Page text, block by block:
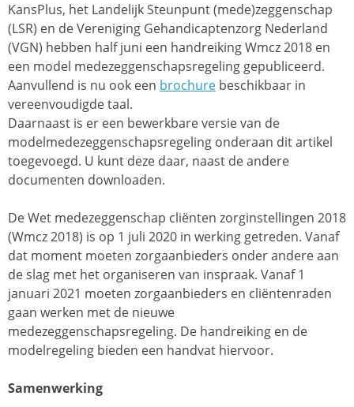
KansPlus, het Landelijk Steunpunt (mede)zeggenschap
(LSR) en de Vereniging Gehandicaptenzorg Nederland
(VGN) hebben half juni een handreiking Wmcz 2018 en
een model medezeggenschapsregeling gepubliceerd.
Aanvullend is nu ook een brochure beschikbaar in
vereenvoudigde taal.
Daarnaast is er een bewerkbare versie van de
modelmedezeggenschapsregeling onderaan dit artikel
toegevoegd. U kunt deze daar, naast de andere
documenten downloaden.
De Wet medezeggenschap cliënten zorginstellingen 2018
(Wmcz 2018) is op 1 juli 2020 in werking getreden. Vanaf
dat moment moeten zorgaanbieders onder andere aan
de slag met het organiseren van inspraak. Vanaf 1
januari 2021 moeten zorgaanbieders en cliëntenraden
gaan werken met de nieuwe
medezeggenschapsregeling. De handreiking en de
modelregeling bieden een handvat hiervoor.
Samenwerking